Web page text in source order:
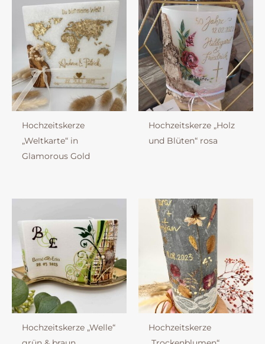
Hochzeitskerze
„Weltkarte“ in
Glamorous Gold
Hochzeitskerze „Holz
und Blüten“ rosa
Hochzeitskerze „Welle“
Hochzeitskerze